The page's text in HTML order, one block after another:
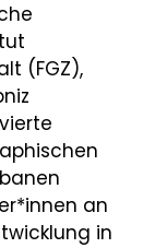
(FGZ),
an
in